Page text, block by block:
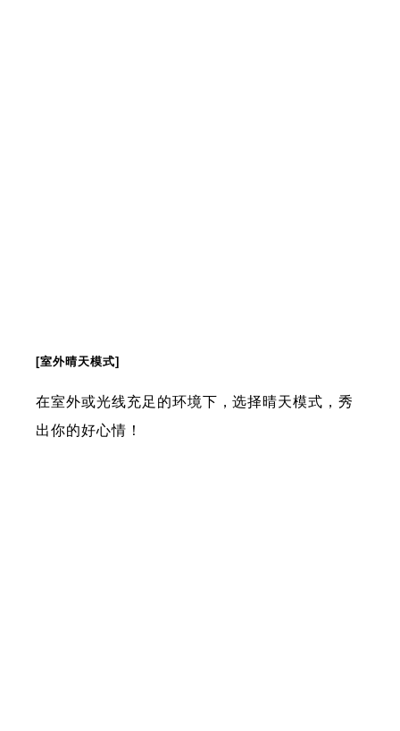
[室外晴天模式]
在室外或光线充足的环境下，选择晴天模式，秀
出你的好心情！